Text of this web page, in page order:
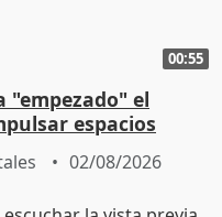
00:55
"empezado" el
espacios
municipales
02/08/2026